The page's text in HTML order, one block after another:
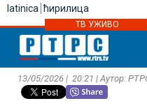
latinica ћирилица
ТВ УЖИВО
13/05/2026 | 20:21 | Аутор: